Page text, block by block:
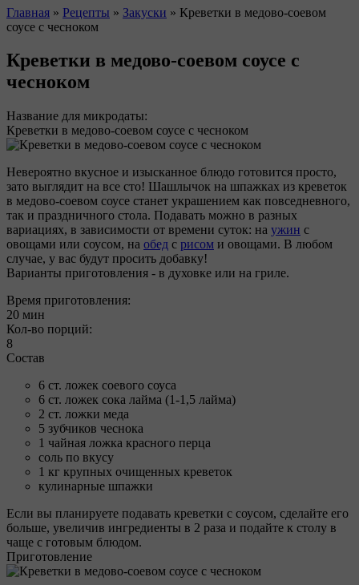
Вы здесь
Главная » Рецепты » Закуски » Креветки в медово-соевом
соусе с чесноком
Креветки в медово-соевом соусе с
чесноком
Название для микродаты:
Креветки в медово-соевом соусе с чесноком
Невероятно вкусное и изысканное блюдо готовится просто,
зато выглядит на все сто! Шашлычок на шпажках из креветок
в медово-соевом соусе станет украшением как повседневного,
так и праздничного стола. Подавать можно в разных
вариациях, в зависимости от времени суток: на ужин с
овощами или соусом, на обед с рисом и овощами. В любом
случае, у вас будут просить добавку!
Варианты приготовления - в духовке или на гриле.
Время приготовления:
20 мин
Кол-во порций:
8
Состав
6 ст. ложек соевого соуса
6 ст. ложек сока лайма (1-1,5 лайма)
2 ст. ложки меда
5 зубчиков чеснока
1 чайная ложка красного перца
соль по вкусу
1 кг крупных очищенных креветок
кулинарные шпажки
Если вы планируете подавать креветки с соусом, сделайте его
больше, увеличив ингредиенты в 2 раза и подайте к столу в
чаще с готовым блюдом.
Приготовление